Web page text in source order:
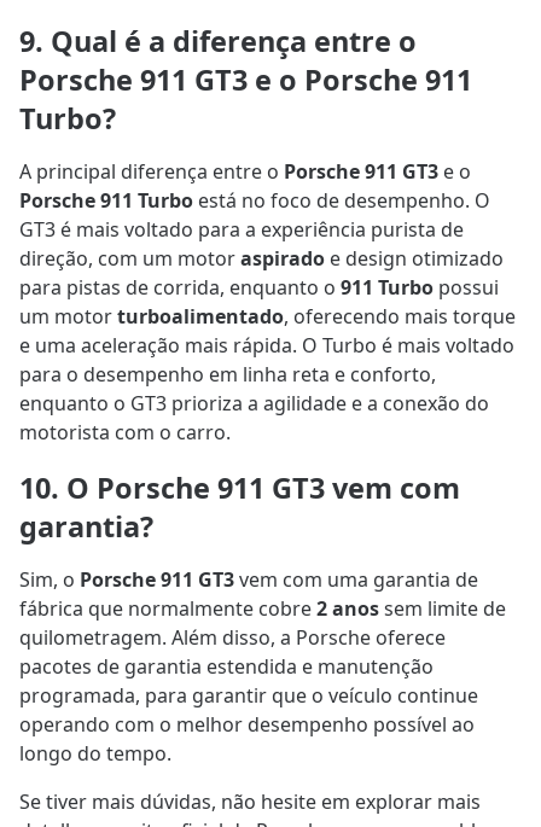
9. Qual é a diferença entre o
Porsche 911 GT3 e o Porsche 911
Turbo?
A principal diferença entre o Porsche 911 GT3 e o
Porsche 911 Turbo está no foco de desempenho. O
GT3 é mais voltado para a experiência purista de
direção, com um motoraspirado e design otimizado
para pistas de corrida, enquanto o 911 Turbo possui
um motorturboalimentado, oferecendo mais torque
e uma aceleração mais rápida. O Turbo é mais voltado
para o desempenho em linha reta e conforto,
enquanto o GT3 prioriza a agilidade e a conexão do
motorista com o carro.
10. O Porsche 911 GT3 vem com
garantia?
Sim, o Porsche 911 GT3vem com uma garantia de
fábrica que normalmente cobre2 anossem limite de
quilometragem. Além disso, a Porsche oferece
pacotes de garantia estendida e manutenção
programada, para garantir que o veículo continue
operando com o melhor desempenho possível ao
longo do tempo.
Se tiver mais dúvidas, não hesite em explorar mais